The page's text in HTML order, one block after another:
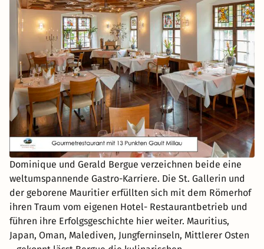
Dominique und Gerald Bergue verzeichnen beide eine
weltumspannende Gastro-Karriere. Die St. Gallerin und
der geborene Mauritier erfüllten sich mit dem Römerhof
ihren Traum vom eigenen Hotel- Restaurantbetrieb und
führen ihre Erfolgsgeschichte hier weiter. Mauritius,
Japan, Oman, Malediven, Jungferninseln, Mittlerer Osten